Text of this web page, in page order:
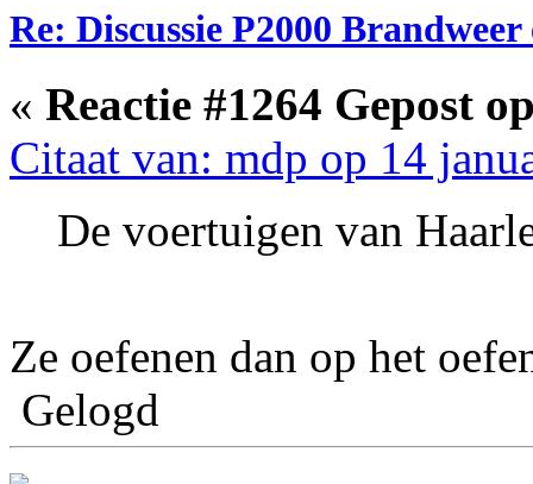
Re: Discussie P2000
« Reactie #1264 Gepost
Citaat van: mdp op 14
De voertuigen van
Ze oefenen dan op het
Gelogd